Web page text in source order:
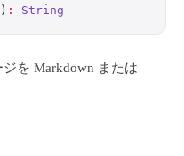
) : String
を Markdown または